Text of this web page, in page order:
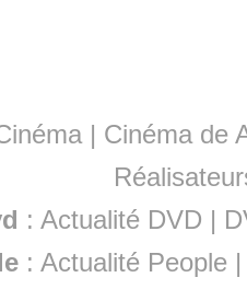
| Cinéma de
: Actualité DVD |
:Actualité People